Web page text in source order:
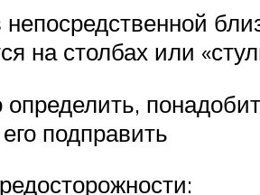
непосредственной
на столбах или
определить,
подправить